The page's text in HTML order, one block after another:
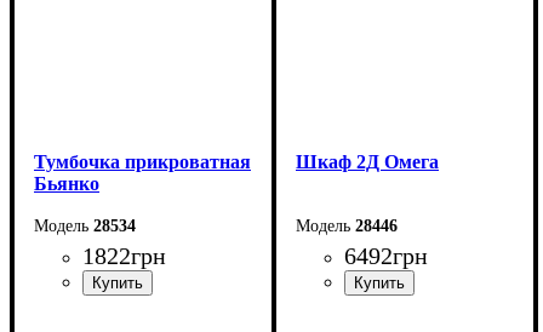
Тумбочка прикроватная
Бьянко
28534
1822грн
Шкаф 2Д Омега
28446
6492грн